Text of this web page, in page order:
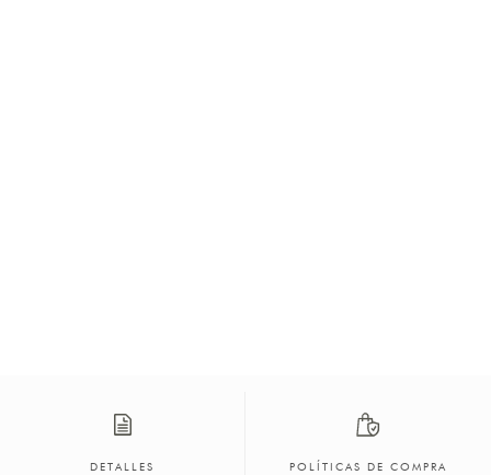
DETALLES POLÍTICAS DE COMPRA